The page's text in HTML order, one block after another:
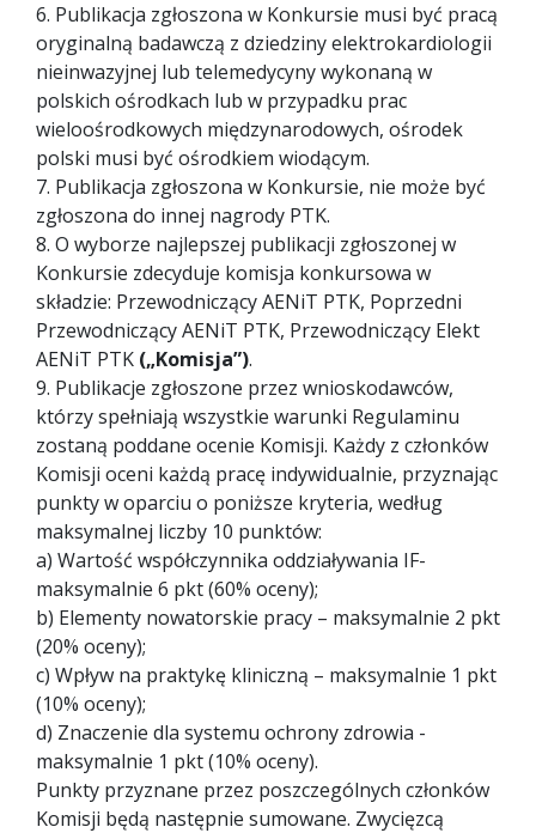
6. Publikacja zgłoszona w Konkursie musi być pracą
oryginalną badawczą z dziedziny elektrokardiologii
nieinwazyjnej lub telemedycyny wykonaną w
polskich ośrodkach lub w przypadku prac
wieloośrodkowych międzynarodowych, ośrodek
polski musi być ośrodkiem wiodącym.
7. Publikacja zgłoszona w Konkursie, nie może być
zgłoszona do innej nagrody PTK.
8. O wyborze najlepszej publikacji zgłoszonej w
Konkursie zdecyduje komisja konkursowa w
składzie: Przewodniczący AENiT PTK, Poprzedni
Przewodniczący AENiT PTK, Przewodniczący Elekt
AENiT PTK („Komisja”).
9. Publikacje zgłoszone przez wnioskodawców,
którzy spełniają wszystkie warunki Regulaminu
zostaną poddane ocenie Komisji. Każdy z członków
Komisji oceni każdą pracę indywidualnie, przyznając
punkty w oparciu o poniższe kryteria, według
maksymalnej liczby 10 punktów:
a) Wartość współczynnika oddziaływania IF-
maksymalnie 6 pkt (60% oceny);
b) Elementy nowatorskie pracy – maksymalnie 2 pkt
(20% oceny);
c) Wpływ na praktykę kliniczną – maksymalnie 1 pkt
(10% oceny);
d) Znaczenie dla systemu ochrony zdrowia -
maksymalnie 1 pkt (10% oceny).
Punkty przyznane przez poszczególnych członków
Komisji będą następnie sumowane. Zwycięzcą